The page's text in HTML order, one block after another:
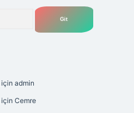
için admin
için Cemre